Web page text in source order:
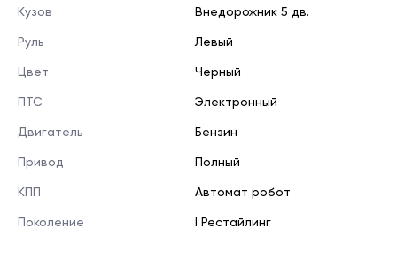
Кузов Внедорожник 5 дв.
Руль Левый
Цвет Черный
ПТС Электронный
Двигатель Бензин
Привод Полный
КПП Автомат робот
Поколение I Рестайлинг